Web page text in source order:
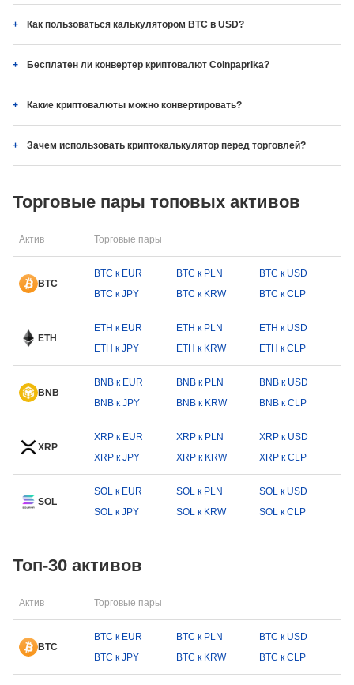
Как пользоваться калькулятором BTC в USD?
Бесплатен ли конвертер криптовалют Coinpaprika?
Какие криптовалюты можно конвертировать?
Зачем использовать криптокалькулятор перед торговлей?
Торговые пары топовых активов
Актив Торговые пары
BTC
BTC к EUR BTC к PLN
BTC к USD
BTC к JPY
BTC к KRW BTC к CLP
ETH
ETH к EUR ETH к PLN
ETH к USD
ETH к JPY
ETH к KRW ETH к CLP
BNB
BNB к EUR BNB к PLN
BNB к USD
BNB к JPY
BNB к KRW BNB к CLP
XRP
XRP к EUR XRP к PLN
XRP к USD
XRP к JPY
XRP к KRW XRP к CLP
SOL
SOL к EUR SOL к PLN
SOL к USD
SOL к JPY
SOL к KRW SOL к CLP
Топ-30 активов
Актив Торговые пары
BTC
BTC к EUR BTC к PLN
BTC к USD
BTC к JPY
BTC к KRW BTC к CLP